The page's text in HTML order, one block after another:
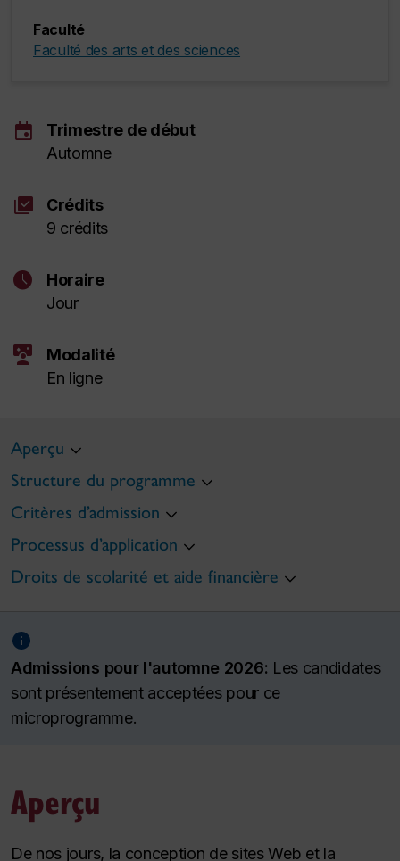
Faculté
Faculté des arts et des sciences
event
Trimestre de début
Automne
library_add_check
Crédits
9 crédits
schedule
Horaire
Jour
interactive_space
Modalité
En ligne
Aperçu
Structure du programme
Critères d’admission
Processus d’application
Droits de scolarité et aide financière
Admissions pour l'automne 2026: Les candidates
sont présentement acceptées pour ce
microprogramme.
Aperçu
De nos jours, la conception de sites Web et la